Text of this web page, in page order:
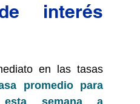
interés
en las tasas
promedio para
semana a